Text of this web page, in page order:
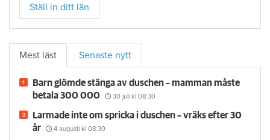
Ställ in ditt län
Mest läst Senaste nytt
Barn glömde stänga av duschen – mamman måste
betala 300 000
30 juli kl 08:30
Larmade inte om spricka i duschen – vräks efter 30
år
4 augusti kl 08:30